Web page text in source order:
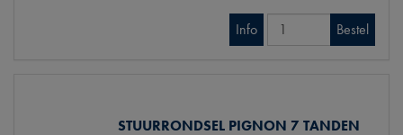
Info Bestel
STUURRONDSEL PIGNON 7 TANDEN